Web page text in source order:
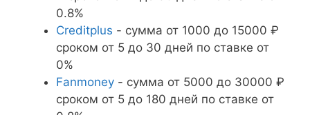
0.8%
Creditplus - сумма от 1000 до 15000 ₽
сроком от 5 до 30 дней по ставке от
0%
Fanmoney - сумма от 5000 до 30000 ₽
сроком от 5 до 180 дней по ставке от